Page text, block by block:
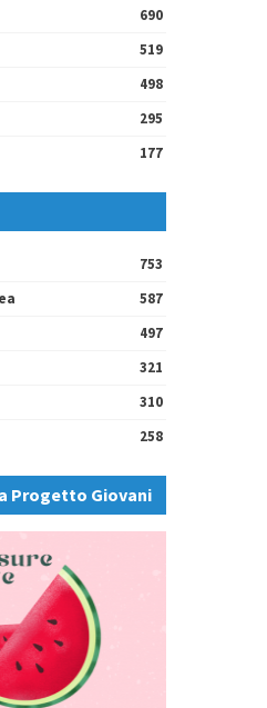
690
519
498
295
177
753
587
497
321
310
258
Progetto Giovani